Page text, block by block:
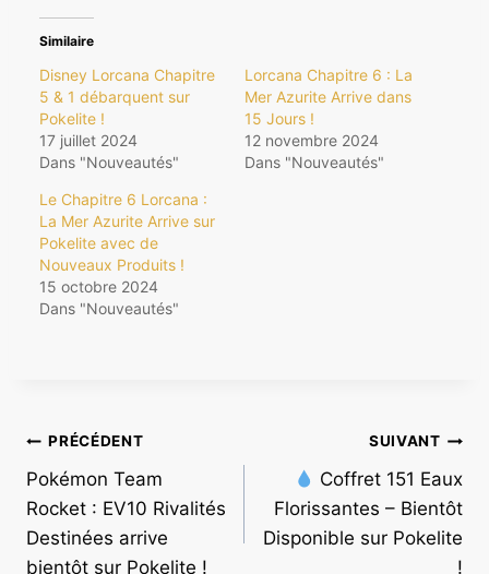
Similaire
Disney Lorcana Chapitre
5 & 1 débarquent sur
Pokelite !
17 juillet 2024
Dans "Nouveautés"
Lorcana Chapitre 6 : La
Mer Azurite Arrive dans
15 Jours !
12 novembre 2024
Dans "Nouveautés"
Le Chapitre 6 Lorcana :
La Mer Azurite Arrive sur
Pokelite avec de
Nouveaux Produits !
15 octobre 2024
Dans "Nouveautés"
Navigation
de
l’article
PRÉCÉDENT
Pokémon Team
Rocket : EV10 Rivalités
Destinées arrive
bientôt sur Pokelite !
SUIVANT
Coffret 151 Eaux
Florissantes – Bientôt
Disponible sur Pokelite
!